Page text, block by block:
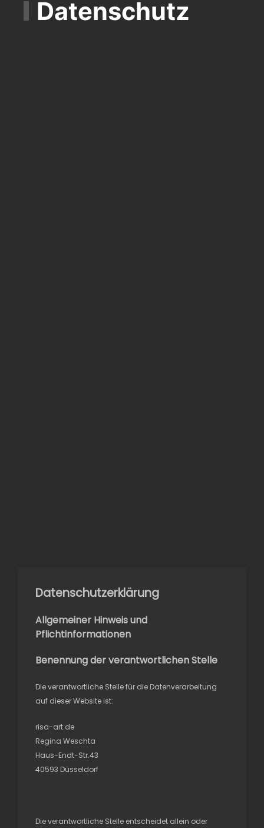
Datenschutz
Datenschutzerklärung
Allgemeiner Hinweis und
Pflichtinformationen
Benennung der verantwortlichen Stelle
Die verantwortliche Stelle für die Datenverarbeitung
auf dieser Website ist:
risa-art.de
Regina Weschta
Haus-Endt-Str.43
40593 Düsseldorf
Die verantwortliche Stelle entscheidet allein oder